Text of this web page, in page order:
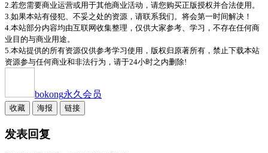
2.若您需要商业运营或用于其他商业活动，请您购买正版授权并合法使用。
3.如果本站有侵犯、不妥之处的资源，请联系我们。将会第一时间解决！
4.本站部分内容均由互联网收集整理，仅供大家参考、学习，不存在任何商
业目的与商业用途。
5.本站提供的所有资源仅供参考学习使用，版权归原著所有，禁止下载本站
资源参与任何商业和非法行为，请于24小时之内删除!
bokong永久会员
收藏 海报 链接
发表回复